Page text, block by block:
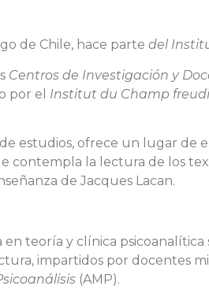
de Chile, hace parte del
Centros de Investigación y
por el Institut du Champ
estudios, ofrece un lugar
contempla la lectura de los
de Jacques Lacan.
teoría y clínica
impartidos por docentes
(AMP).